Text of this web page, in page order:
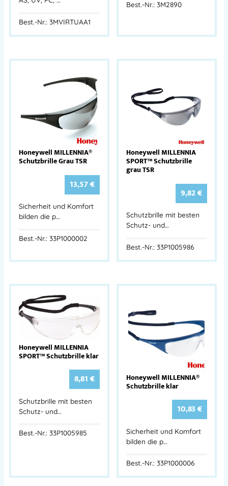
Best.-Nr.: 3MVIRTUAA1
Best.-Nr.: 3M2890
Honeywell MILLENNIA®
Schutzbrille Grau TSR
13,57€
Sicherheit und Komfort
bilden die p…
Best.-Nr.: 33P1000002
Honeywell MILLENNIA
SPORT™ Schutzbrille
grau TSR
9,82€
Schutzbrille mit besten
Schutz- und…
Best.-Nr.: 33P1005986
Honeywell MILLENNIA
SPORT™ Schutzbrille klar
8,81€
Schutzbrille mit besten
Schutz- und…
Best.-Nr.: 33P1005985
Honeywell MILLENNIA®
Schutzbrille klar
10,83€
Sicherheit und Komfort
bilden die p…
Best.-Nr.: 33P1000006